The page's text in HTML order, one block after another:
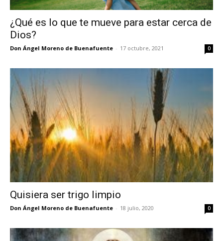
¿Qué es lo que te mueve para estar cerca de
Dios?
Don Ángel Moreno de Buenafuente - 17 octubre, 2021 0
Quisiera ser trigo limpio
Don Ángel Moreno de Buenafuente - 18 julio, 2020 0